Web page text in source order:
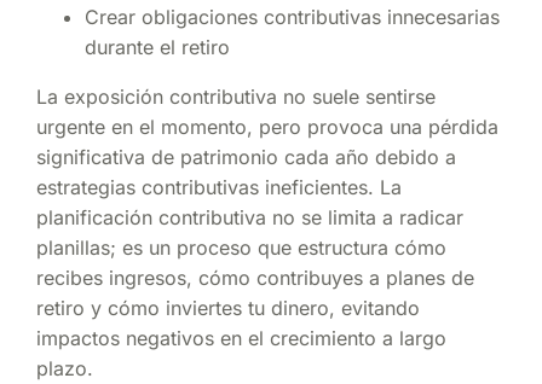
Crear obligaciones contributivas innecesarias
durante el retiro
La exposición contributiva no suele sentirse
urgente en el momento, pero provoca una pérdida
significativa de patrimonio cada año debido a
estrategias contributivas ineficientes. La
planificación contributiva no se limita a radicar
planillas; es un proceso que estructura cómo
recibes ingresos, cómo contribuyes a planes de
retiro y cómo inviertes tu dinero, evitando
impactos negativos en el crecimiento a largo
plazo.